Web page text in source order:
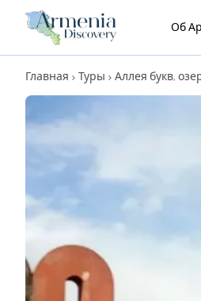
Об
Главная Туры Аллея букв,